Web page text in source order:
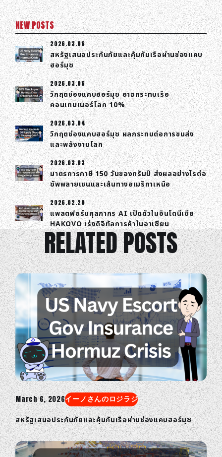
NEW POSTS
2026.03.06
สหรัฐเสนอประกันภัยและคุ้มกันเรือผ่านช่องแคบ
ฮอร์มุซ
2026.03.06
วิกฤตช่องแคบฮอร์มุซ อาจกระทบเรือ
คอนเทนเนอร์โลก 10%
2026.03.04
วิกฤตช่องแคบฮอร์มุซ ผลกระทบต่อการขนส่ง
และพลังงานโลก
2026.03.03
มาตรการภาษี 150 วันของทรัมป์ ส่งผลอย่างไรต่อ
ซัพพลายเชนและเส้นทางอเมริกาเหนือ
2026.02.20
แพลตฟอร์มศุลกากร AI เปิดตัวในอินโดนีเซีย
HAKOVO เร่งดิจิทัลการค้าในอาเซียน
RELATED POSTS
March 6, 2026イーノさんのロジラジ
สหรัฐเสนอประกันภัยและคุ้มกันเรือผ่านช่องแคบฮอร์มุซ